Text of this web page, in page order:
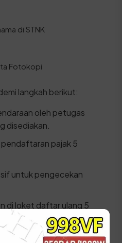
di STNK
Fotokopi
langkah berikut:
oleh petugas
disediakan.
pendaftaran pajak 5
untuk pengecekan
di loket daftar ulang 5
berkas dan hasil